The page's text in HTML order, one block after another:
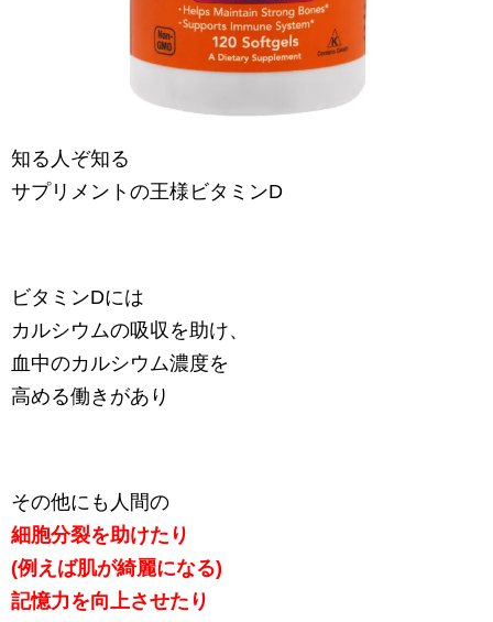
知る人ぞ知る
サプリメントの王様ビタミンD
ビタミンDには
カルシウムの吸収を助け、
血中のカルシウム濃度を
高める働きがあり
その他にも人間の
細胞分裂を助けたり
(例えば肌が綺麗になる)
記憶力を向上させたり